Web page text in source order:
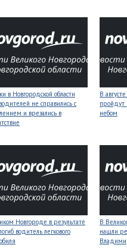
в Новгородской области
не справились с
и врезались в
В
небом
Новгороде в результате
водитель легкового
В
нашли